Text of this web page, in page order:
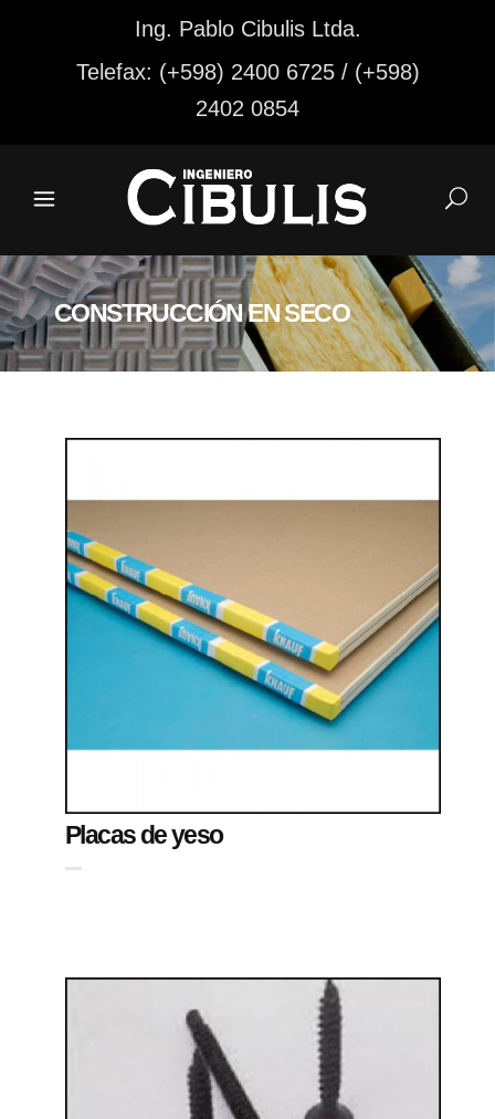
Ing. Pablo Cibulis Ltda.
Telefax: (+598) 2400 6725 / (+598)
2402 0854
CONSTRUCCIÓN EN SECO
Placas de yeso